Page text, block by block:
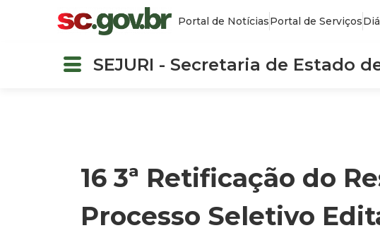
Portal de NotíciasPortal de Serviços
SEJURI - Secretaria de Estado
16 3ª Retificação do
Processo Seletivo